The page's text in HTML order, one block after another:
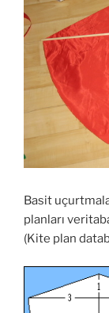
Basit
planları
(Kite plan